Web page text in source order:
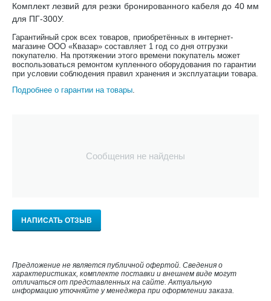
Комплект лезвий для резки бронированного кабеля до 40 мм
для ПГ-300У.
Гарантийный срок всех товаров, приобретённых в интернет-
магазине ООО «Квазар» составляет 1 год со дня отгрузки
покупателю. На протяжении этого времени покупатель может
воспользоваться ремонтом купленного оборудования по гарантии
при условии соблюдения правил хранения и эксплуатации товара.
Подробнее о гарантии на товары
Сообщения не найдены
НАПИСАТЬ ОТЗЫВ
Предложение не является публичной офертой. Сведения о
характеристиках, комплекте поставки и внешнем виде могут
отличаться от представленных на сайте. Актуальную
информацию уточняйте у менеджера при оформлении заказа.